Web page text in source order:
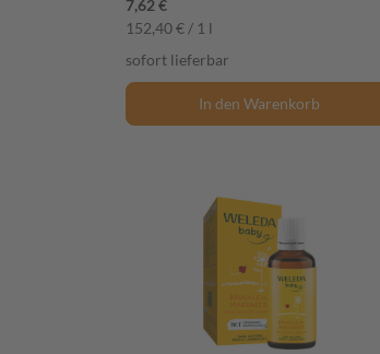
7,62 €
152,40 € / 1 l
sofort lieferbar
In den Warenkorb